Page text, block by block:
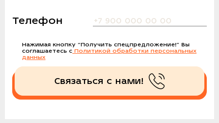
Телефон
Нажимая кнопку “Получить спецпредложение!” Вы
соглашаетесь с Политикой обработки персональных
данных
Получить спецпредложение!
Связаться с нами!